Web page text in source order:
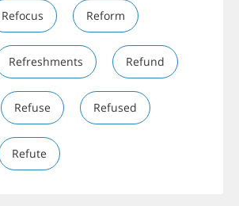
Refocus Reform
Refreshments Refund
Refuse Refused
Refute